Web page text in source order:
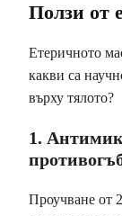
Ползи от
Етеричното
какви са
върху тялото?
1.
Проучване от